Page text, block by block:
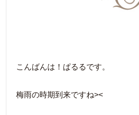
こんばんは！ぱるるです。
梅雨の時期到来ですね><